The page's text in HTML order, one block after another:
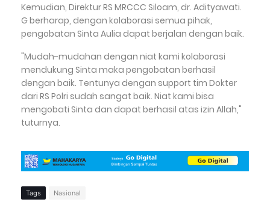
Kemudian, Direktur RS MRCCC Siloam, dr. Adityawati.
G berharap, dengan kolaborasi semua pihak,
pengobatan Sinta Aulia dapat berjalan dengan baik.
"Mudah-mudahan dengan niat kami kolaborasi
mendukung Sinta maka pengobatan berhasil
dengan baik. Tentunya dengan support tim Dokter
dari RS Polri sudah sangat baik. Niat kami bisa
mengobati Sinta dan dapat berhasil atas izin Allah,"
tuturnya.
Tags Nasional